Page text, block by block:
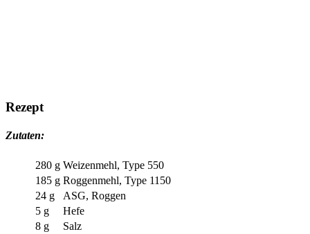
Rezept
Zutaten:
280 g Weizenmehl, Type 550
185 g Roggenmehl, Type 1150
24 g
ASG, Roggen
5 g
Hefe
8 g
Salz